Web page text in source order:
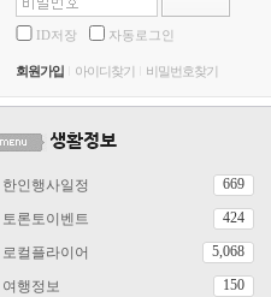
ID저장 자동로그인
회원가입 아이디찾기 비밀번호찾기
한인행사일정 669
토론토이벤트 424
로컬플라이어 5,068
여행정보 150